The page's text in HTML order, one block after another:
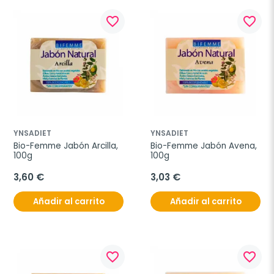
favorite_border
YNSADIET
Bio-Femme Jabón Arcilla,
100g
3,60 €
Añadir al carrito
favorite_border
YNSADIET
Bio-Femme Jabón Avena,
100g
3,03 €
Añadir al carrito
favorite_border favorite_border